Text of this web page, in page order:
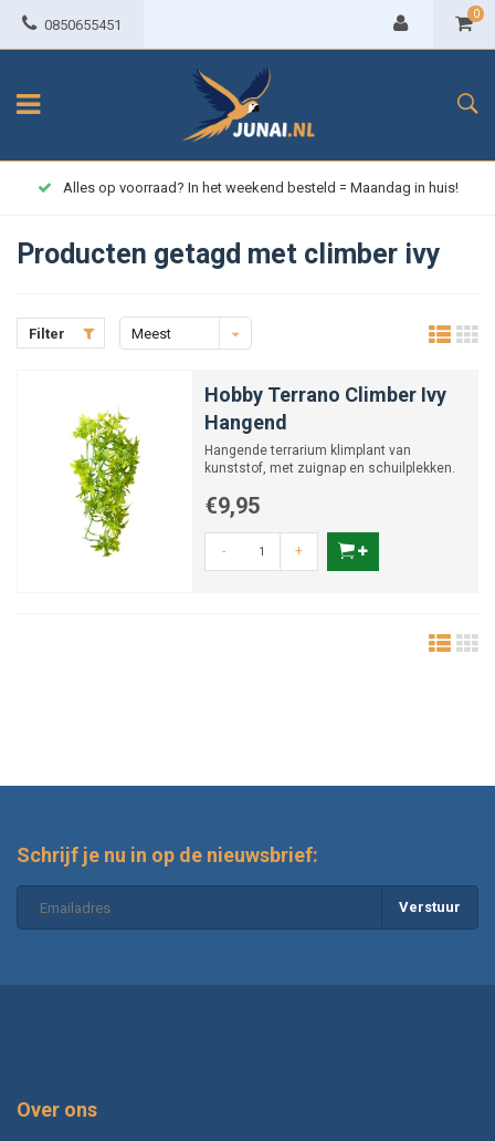
0850655451
0
Alles op voorraad? In het weekend besteld = Maandag in huis!
Producten getagd met climber ivy
Filter
Meest
Hobby Terrano Climber Ivy
Hangend
Hangende terrarium klimplant van
kunststof, met zuignap en schuilplekken.
€9,95
- +
Schrijf je nu in op de nieuwsbrief:
Verstuur
Over ons